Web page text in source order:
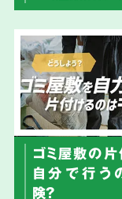
ゴミ屋敷の
自分で行う
険？